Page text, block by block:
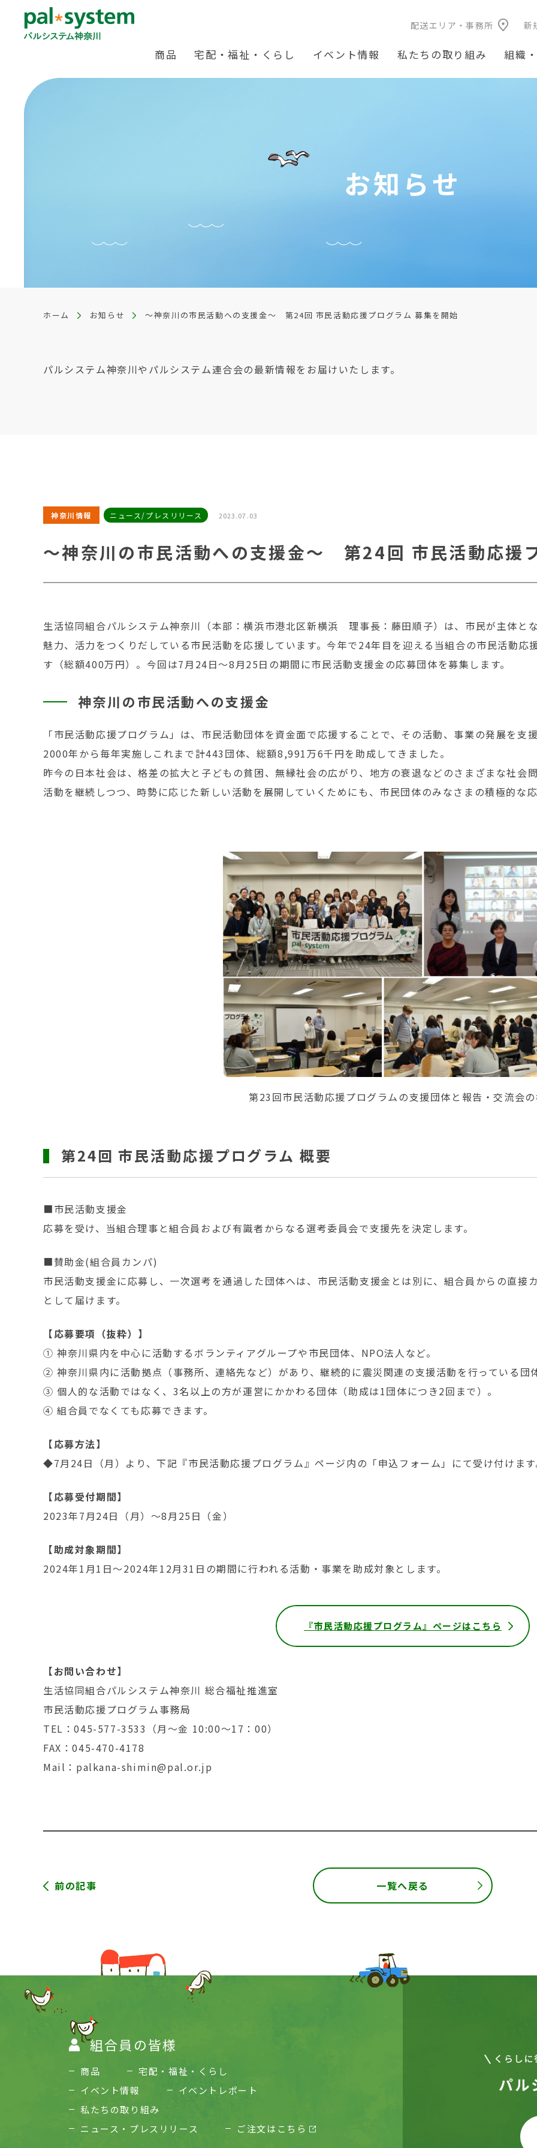
配送エリア・事務所 新
商品 宅配・福祉・くらし イベント情報 私たちの取り組み 組織
お知らせ
ホーム お知らせ ～神奈川の市民活動への支援金～ 第24回 市民活動応援プログラム 募集を開始
パルシステム神奈川やパルシステム連合会の最新情報をお届けいたします。
神奈川情報 ニュース/プレスリリース 2023.07.03
～神奈川の市民活動への支援金～ 第24回 市民活動応援
生活協同組合パルシステム神奈川（本部：横浜市港北区新横浜 理事長：藤田順子）は、市民が主体と
魅力、活力をつくりだしている市民活動を応援しています。今年で24年目を迎える当組合の市民活動応
す（総額400万円）。今回は7月24日～8月25日の期間に市民活動支援金の応募団体を募集します。
神奈川の市民活動への支援金
「市民活動応援プログラム」は、市民活動団体を資金面で応援することで、その活動、事業の発展を支援
2000年から毎年実施しこれまで計443団体、総額8,991万6千円を助成してきました。
昨今の日本社会は、格差の拡大と子どもの貧困、無縁社会の広がり、地方の衰退などのさまざまな社会
活動を継続しつつ、時勢に応じた新しい活動を展開していくためにも、市民団体のみなさまの積極的な応
第23回市民活動応援プログラムの支援団体と報告・交流会
第24回 市民活動応援プログラム 概要
■市民活動支援金
応募を受け、当組合理事と組合員および有識者からなる選考委員会で支援先を決定します。
■賛助金(組合員カンパ)
市民活動支援金に応募し、一次選考を通過した団体へは、市民活動支援金とは別に、組合員からの直接
として届けます。
【応募要項（抜粋）】
① 神奈川県内を中心に活動するボランティアグループや市民団体、NPO法人など。
② 神奈川県内に活動拠点（事務所、連絡先など）があり、継続的に震災関連の支援活動を行っている団
③ 個人的な活動ではなく、3名以上の方が運営にかかわる団体（助成は1団体につき2回まで）。
④ 組合員でなくても応募できます。
【応募方法】
◆7月24日（月）より、下記『市民活動応援プログラム』ページ内の「申込フォーム」にて受け付けます
【応募受付期間】
2023年7月24日（月）～8月25日（金）
【助成対象期間】
2024年1月1日～2024年12月31日の期間に行われる活動・事業を助成対象とします。
『市民活動応援プログラム』ページはこちら
【お問い合わせ】
生活協同組合パルシステム神奈川 総合福祉推進室
市民活動応援プログラム事務局
TEL：045-577-3533（月～金 10:00～17：00）
FAX：045-470-4178
Mail：palkana-shimin@pal.or.jp
前の記事 一覧へ戻る
組合員の皆様
商品
宅配・福祉・くらし
イベント情報
イベントレポート
私たちの取り組み
ニュース・プレスリリース
ご注文はこちら
パル